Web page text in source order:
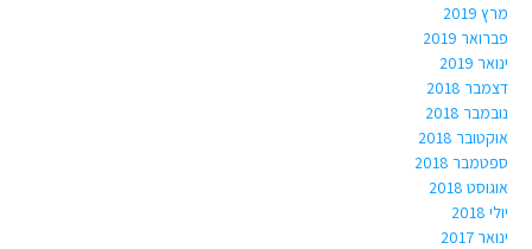
מרץ 2019
פברואר 2019
ינואר 2019
דצמבר 2018
נובמבר 2018
אוקטובר 2018
ספטמבר 2018
אוגוסט 2018
יולי 2018
ינואר 2017